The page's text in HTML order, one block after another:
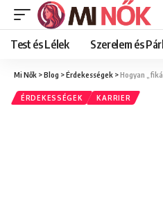
Test és Lélek Szerelem és
Mi Nők >Blog >Érdekességek >Hogyan
ÉRDEKESSÉGEK KARRIER